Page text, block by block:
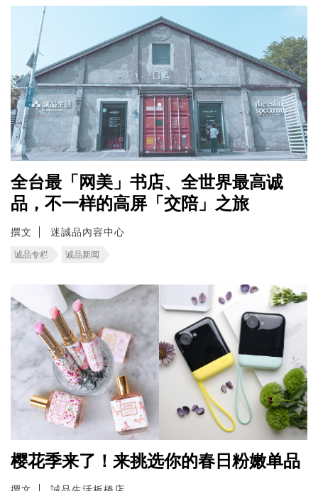
全台最「网美」书店、全世界最高诚
品，不一样的高屏「交陪」之旅
撰文 迷誠品內容中心
诚品专栏 诚品新闻
樱花季来了！来挑选你的春日粉嫩单品